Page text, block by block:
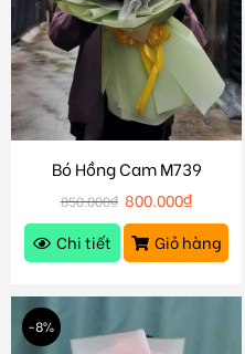
Bó Hồng Cam M739
850.000₫ 800.000₫
Chi tiết
Giỏ hàng
-8%